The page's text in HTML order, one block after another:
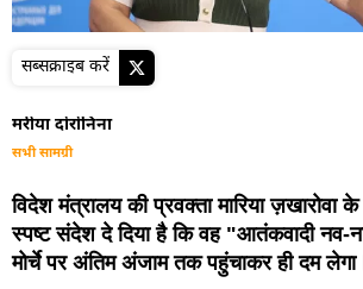
सब्सक्राइब करें
मरीया दोरोनिना
सभी सामग्री
विदेश मंत्रालय की प्रवक्ता मारिया
स्पष्ट संदेश दे दिया है कि वह "आतंकवादी नव-
मोर्चे पर अंतिम अंजाम तक पहुंचाकर ही दम